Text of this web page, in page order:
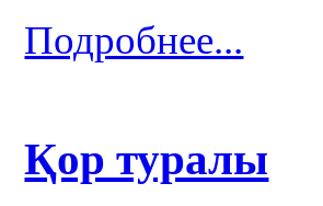
Подробнее...
Қор туралы